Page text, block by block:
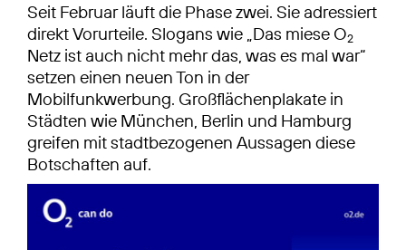
Seit Februar läuft die Phase zwei. Sie adressiert
direkt Vorurteile. Slogans wie „Das miese O2
Netz ist auch nicht mehr das, was es mal war“
setzen einen neuen Ton in der
Mobilfunkwerbung. Großflächenplakate in
Städten wie München, Berlin und Hamburg
greifen mit stadtbezogenen Aussagen diese
Botschaften auf.